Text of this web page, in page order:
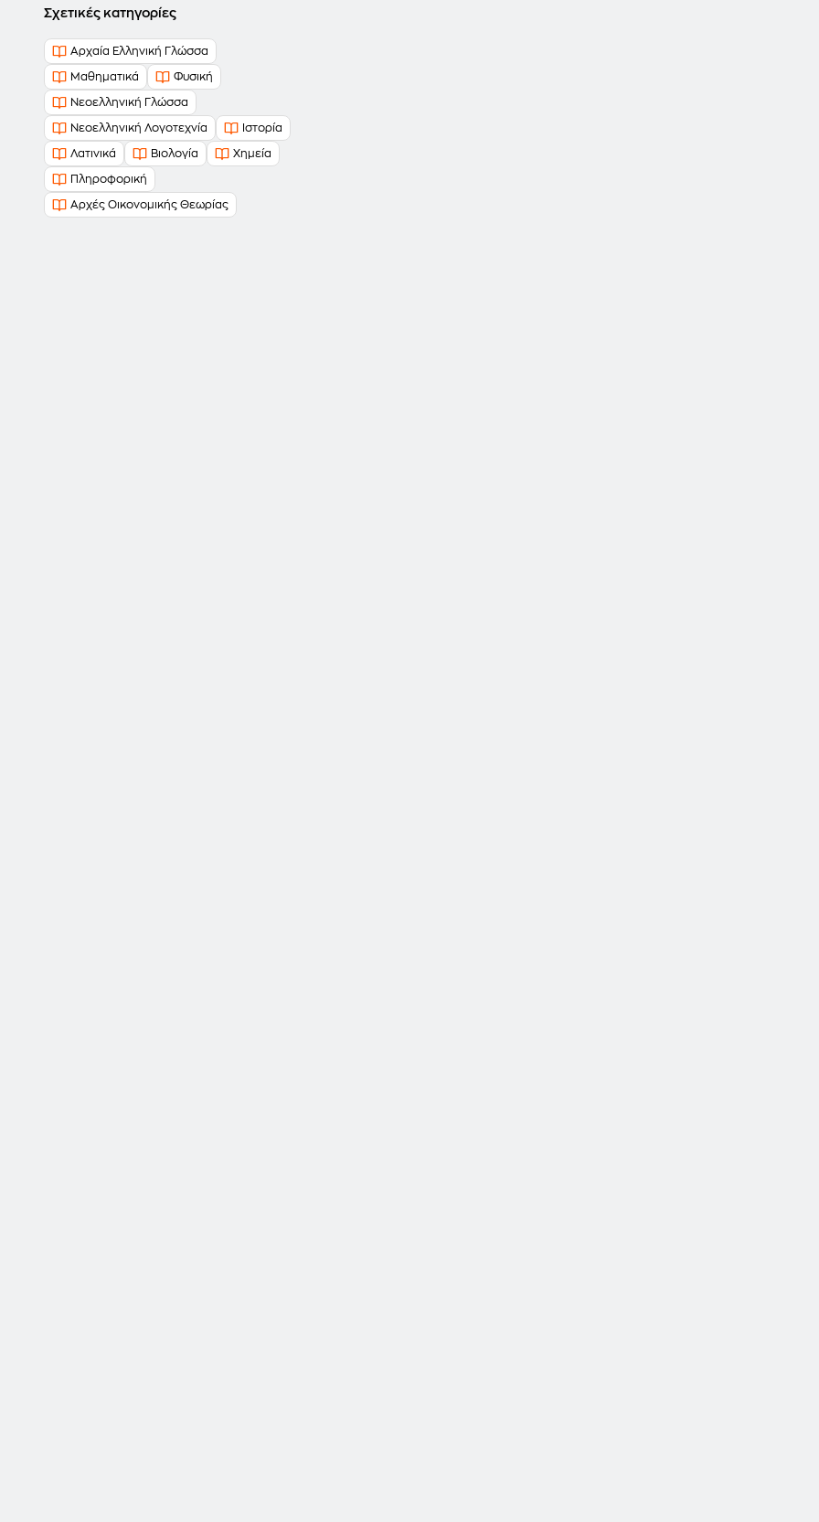
Σχετικές κατηγορίες
Αρχαία Ελληνική Γλώσσα
Μαθηματικά Φυσική
Νεοελληνική Γλώσσα
Νεοελληνική Λογοτεχνία Ιστορία
Λατινικά Βιολογία Χημεία
Πληροφορική
Αρχές Οικονομικής Θεωρίας